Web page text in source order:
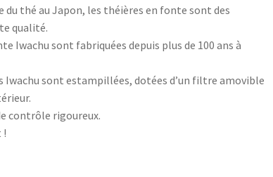
du thé au Japon, les théières en fonte sont des
qualité.
Iwachu sont fabriquées depuis plus de 100 ans à
Iwachu sont estampillées, dotées d’un filtre amovible
contrôle rigoureux.
!